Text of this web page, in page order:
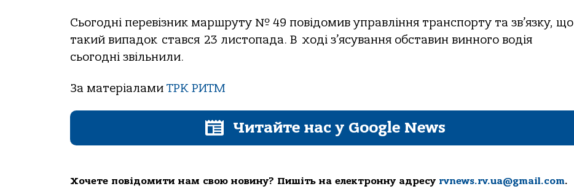
Сьогодні перевізник маршруту № 49 повідомив управління транспорту та зв’язку, що
такий випадок стався 23 листопада. В ході з’ясування обставин винного водія
сьогодні звільнили.
За матеріалами ТРК РИТМ
Читайте нас у Google News
Хочете повідомити нам свою новину? Пишіть на електронну адресу rvnews.rv.ua@gmail.com.